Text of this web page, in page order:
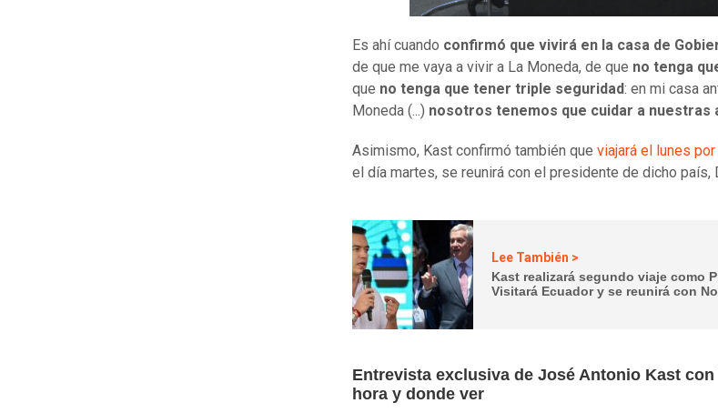
Es ahí cuando confirmó que vivirá en la casa de
de que me vaya a vivir a La Moneda, de que no tenga
que no tenga que tener triple seguridad: en mi casa
Moneda (...) nosotros tenemos que cuidar a nuestras
Asimismo, Kast confirmó también que viajará el lunes
el día martes, se reunirá con el presidente de dicho país,
Lee También >
Kast realizará segundo viaje como
Visitará Ecuador y se reunirá con
Entrevista exclusiva de José Antonio Kast con
hora y donde ver